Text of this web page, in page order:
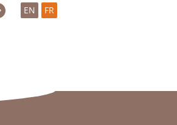
EN FR